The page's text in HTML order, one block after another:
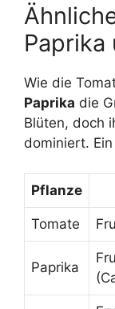
Paprika
Wie die
Paprika die
Blüten, doch
dominiert.
Pflanze
Tomate
Paprika